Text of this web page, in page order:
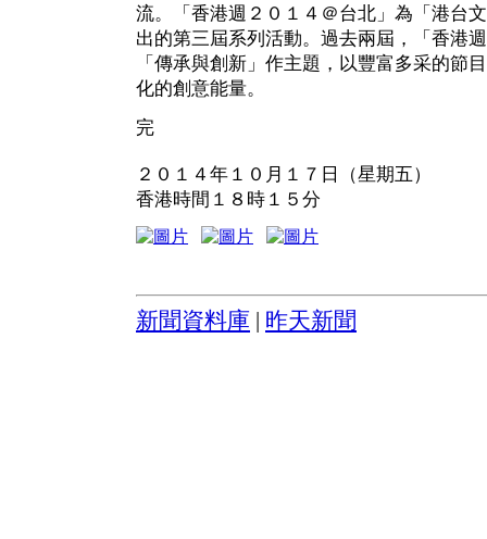
流。「香港週２０１４＠台北」為「港台
出的第三屆系列活動。過去兩屆，「香港
「傳承與創新」作主題，以豐富多采的節
化的創意能量。
完
２０１４年１０月１７日（星期五）
香港時間１８時１５分
新聞資料庫 昨天新聞